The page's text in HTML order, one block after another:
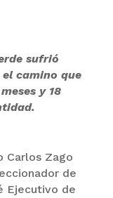
sufrió
camino que
y 18
Carlos Zago
de
Ejecutivo de